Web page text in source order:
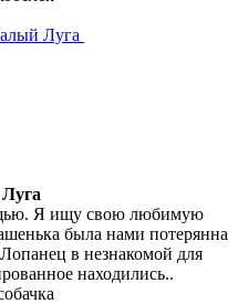
Луга
Я ищу свою любимую
была нами потерянна
в незнакомой для
находились..